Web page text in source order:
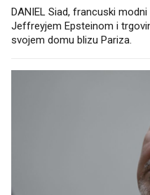
DANIEL Siad, francuski
Jeffreyjem Epsteinom i
svojem domu blizu Pariza.